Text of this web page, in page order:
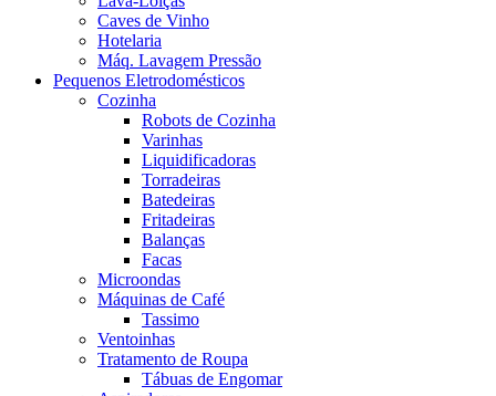
Caves de Vinho
Hotelaria
Máq. Lavagem Pressão
Pequenos Eletrodomésticos
Cozinha
Robots de Cozinha
Varinhas
Liquidificadoras
Torradeiras
Batedeiras
Fritadeiras
Balanças
Facas
Microondas
Máquinas de Café
Tassimo
Ventoinhas
Tratamento de Roupa
Tábuas de Engomar